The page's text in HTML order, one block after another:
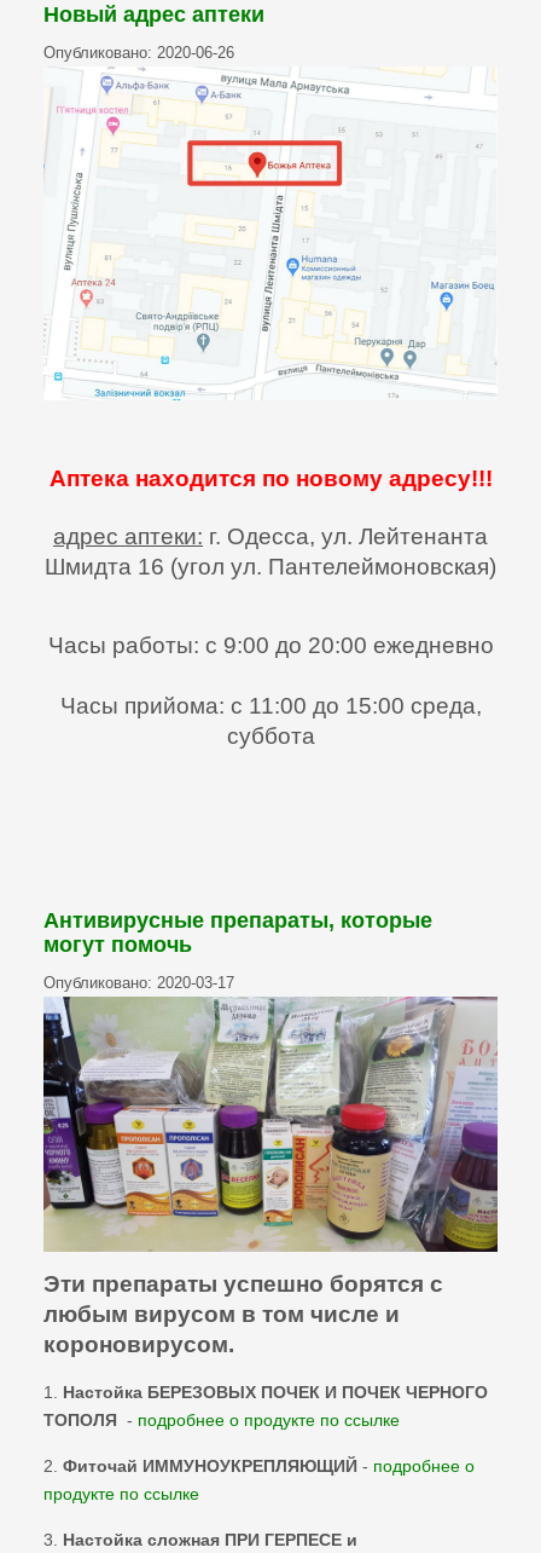
Новый адрес аптеки
Опубликовано: 2020-06-26
Аптека находится по новому адресу!!!
адрес аптеки: г. Одесса, ул. Лейтенанта
Шмидта 16 (угол ул. Пантелеймоновская)
Часы работы: с 9:00 до 20:00 ежедневно
Часы прийома: с 11:00 до 15:00 среда,
суббота
Антивирусные препараты, которые
могут помочь
Опубликовано: 2020-03-17
Эти препараты успешно борятся с
любым вирусом в том числе и
короновирусом.
1. Настойка БЕРЕЗОВЫХ ПОЧЕК И ПОЧЕК ЧЕРНОГО
ТОПОЛЯ - подробнее о продукте по ссылке
2.Фиточай ИММУНОУКРЕПЛЯЮЩИЙ - подробнее о
продукте по ссылке
3. Настойка сложная ПРИ ГЕРПЕСЕ и